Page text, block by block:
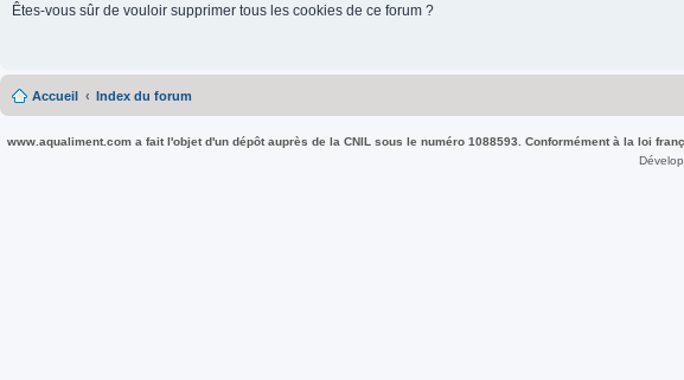
Êtes-vous sûr de vouloir supprimer tous les cookies de ce forum ?
Accueil Index du forum
www.aqualiment.com a fait l'objet d'un dépôt auprès de la CNIL sous le numéro 1088593. Conformément à la loi